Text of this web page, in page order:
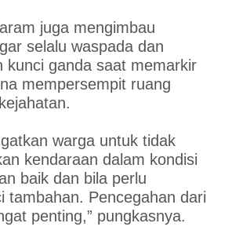
juga mengimbau
selalu waspada dan
kunci ganda saat memarkir
mempersempit ruang
warga untuk tidak
kendaraan dalam kondisi
baik dan bila perlu
tambahan. Pencegahan dari
penting,” pungkasnya.